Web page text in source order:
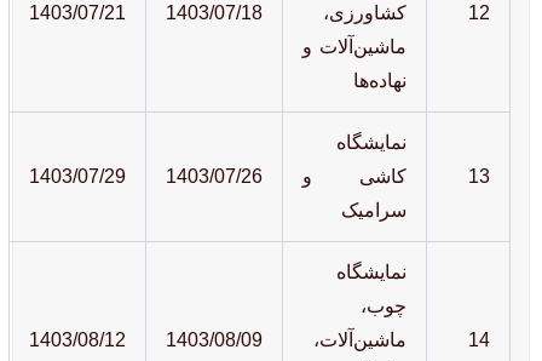
12
کشاورزی،
ماشین‌آلات و
نهاده‌ها
1403/07/18
1403/07/21
13
نمایشگاه
کاشی و
سرامیک
1403/07/26
1403/07/29
14
نمایشگاه
چوب،
ماشین‌آلات،
1403/08/09
1403/08/12